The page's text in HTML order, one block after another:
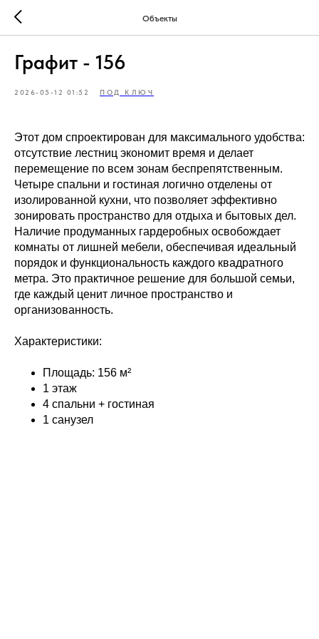
Объекты
Графит - 156
2026-05-12 01:52 ПОД КЛЮЧ
Этот дом спроектирован для максимального удобства:
отсутствие лестниц экономит время и делает
перемещение по всем зонам беспрепятственным.
Четыре спальни и гостиная логично отделены от
изолированной кухни, что позволяет эффективно
зонировать пространство для отдыха и бытовых дел.
Наличие продуманных гардеробных освобождает
комнаты от лишней мебели, обеспечивая идеальный
порядок и функциональность каждого квадратного
метра. Это практичное решение для большой семьи,
где каждый ценит личное пространство и
организованность.
Характеристики:
Площадь: 156 м²
1 этаж
4 спальни + гостиная
1 санузел